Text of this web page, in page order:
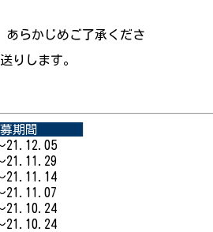
らかじめご了承くださ
りします。
期間
21.12.05
21.11.29
21.11.14
21.11.07
21.10.24
21.10.24